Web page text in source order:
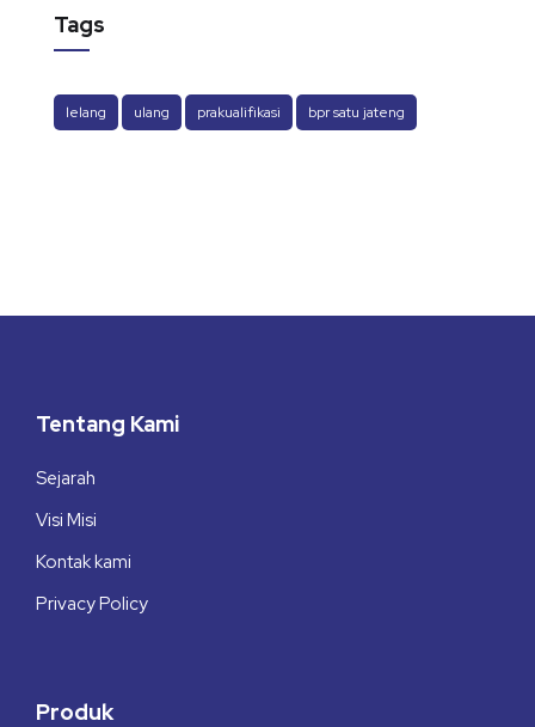
Tags
lelang ulang prakualifikasi bpr satu jateng
Tentang Kami
Sejarah
Visi Misi
Kontak kami
Privacy Policy
Produk